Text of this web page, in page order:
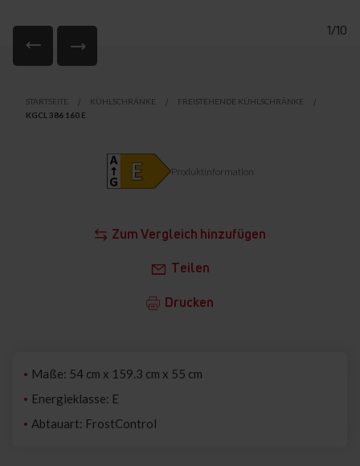
1/10
der
STARTSEITE KÜHLSCHRÄNKE
FREISTEHENDE KÜHLSCHRÄNKE
KGCL 386 160 E
Zum Vergleich hinzufügen
Teilen
Drucken
Produktinformation
Maße: 54 cm x 159.3 cm x 55 cm
Energieklasse: E
Abtauart: FrostControl